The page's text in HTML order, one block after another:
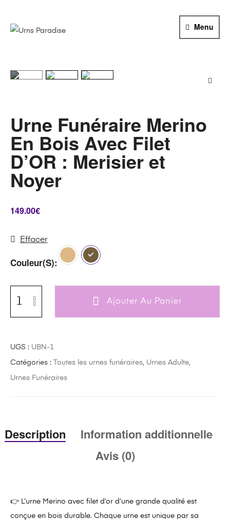
Menu
Urne Funéraire Merino
En Bois Avec Filet
D’OR : Merisier et
Noyer
149.00€
Couleur(s)
Effacer
Ajouter Au Panier
UGS : UBN-1
Catégories : Toutes les urnes funéraires, Urnes Adulte,
Urnes Funéraires
Description
Information additionnelle
Avis (0)
👉 L’urne Merino avec filet d’or d’une grande qualité est
conçue en bois durable. Chaque urne est unique par sa